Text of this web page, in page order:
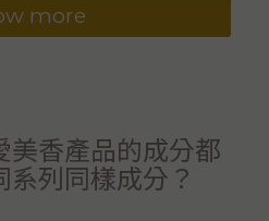
more
美香產品的成分都
列同樣成分？